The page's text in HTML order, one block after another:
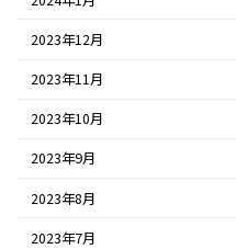
2023年12月
2023年11月
2023年10月
2023年9月
2023年8月
2023年7月